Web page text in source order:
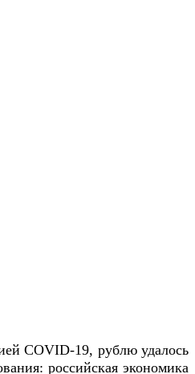
COVID-19, рублю удалось
российская экономика